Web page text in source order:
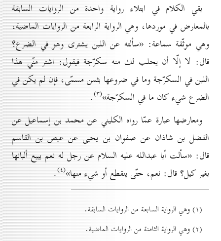
بقي الكلام في ابتلاء رواية واحدة من الروايات السابقة
بالمعارض في موردها، وهي الرواية الرابعة من الروايات الماضية،
وهي موثّقة سماعة: «سألته عن اللبن يشترى وهو في الضرع؟
قال: لا إلّا أن يحلب لك منه سكرّجة فيقول: اشتر منّي هذا
اللبن في السكرّجة وما في ضروعها بثمن مسمّى، فإن لم يكن في
الضرع شيء كان ما في السكرّجة»(۳) .
ومعارضها عبارة عمّا رواه الكليني عن محمد بن إسماعيل عن
الفضل بن شاذان عن صفوان بن يحيى عن عيص بن القاسم
قال: «سألت أبا عبدالله عليه السلام عن رجل له نعم يبيع ألبانها
بغير كيل؟ قال: نعم، حتّى ينقطع أو شيء منها»(٤) .
(۱) وهي الرواية السابعة من الروايات السابقة.
(۲) وهي الرواية الثامنة من الروايات الماضية.